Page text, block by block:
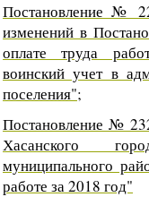
Постановление №
изменений в
оплате труда
воинский учет в
поселения";
Постановление №
Хасанского
муниципального
работе за 2018 год"